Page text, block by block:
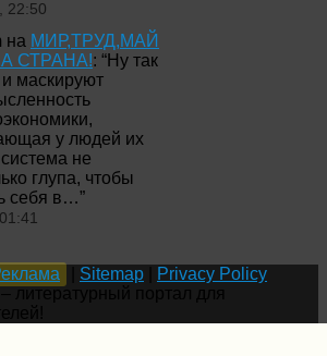
22:50
на МИР,ТРУД,МАЙ
СТРАНА!: “Ну так
маскируют
у людей их
не
глупа, чтобы
себя в…”
Sitemap
Privacy Policy